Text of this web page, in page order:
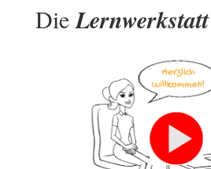
DieLernwerkstatt